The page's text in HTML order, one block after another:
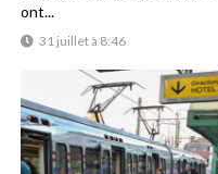
31 juillet à 8:46
ont...